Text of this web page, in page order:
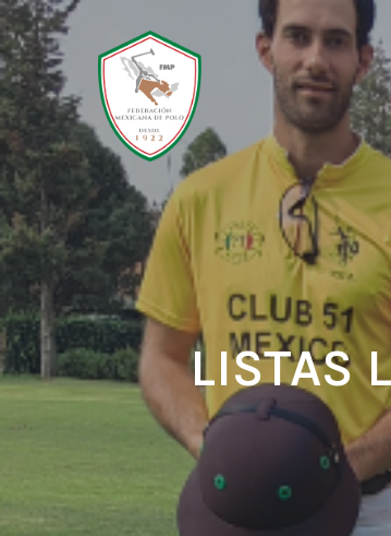
Skip
to
main
content
LISTAS